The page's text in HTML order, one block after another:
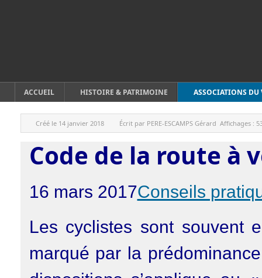
ACCUEIL HISTOIRE & PATRIMOINE ASSOCIATIONS DU
Créé le 14 janvier 2018 Écrit par PERE-ESCAMPS Gérard Affichages :
Code de la route à
16 mars 2017Conseils
Les cyclistes sont souvent
marqué par la